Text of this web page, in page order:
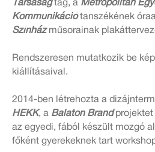
Társaságtag, a Metropolitan
Kommunikációtanszékének
Színházműso­rainak
Rendszeresen mutatkozik be
kiállításaival.
2014-ben létrehozta a
HEKK, a Balaton Brand
az egyedi, fából készült mozgó
főként gyerekeknek tart